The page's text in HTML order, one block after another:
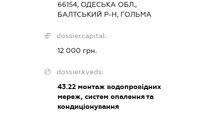
66154, ОДЕСЬКА ОБЛ.,
БАЛТСЬКИЙ Р-Н, ГОЛЬМА
dossier.capital:
12 000 грн.
dossier.kveds:
43.22монтаж водопровідних
мереж, систем опалення та
кондиціонування